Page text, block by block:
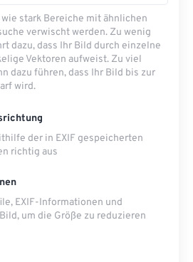
stark Bereiche mit ähnlichen
verwischt werden. Zu wenig
dazu, dass Ihr Bild durch einzelne
Vektoren aufweist. Zu viel
dazu führen, dass Ihr Bild bis zur
wird.
der in EXIF ​​gespeicherten
richtig aus
EXIF-Informationen und
um die Größe zu reduzieren